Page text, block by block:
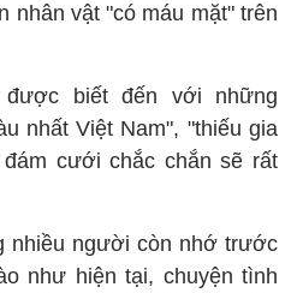
nhân vật "có máu mặt" trên
được biết đến với những
nhất Việt Nam", "thiếu gia
đám cưới chắc chắn sẽ rất
nhiều người còn nhớ trước
như hiện tại, chuyện tình